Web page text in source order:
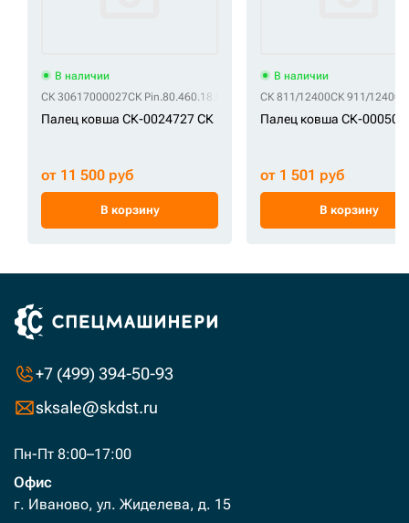
В наличии
СК 30617000027СК Pin.80.460.18.001.0
Палец ковша СК-0024727 СК
от 11 500 руб
В корзину
В наличии
СК 811/12400СК 911/12400
Палец ковша СК-
от 1 501 руб
В корзину
+7 (499) 394-50-93
sksale@skdst.ru
Пн-Пт 8:00–17:00
Офис
г. Иваново, ул. Жиделева, д. 15